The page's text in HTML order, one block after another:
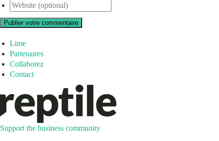
Publier votre commentaire
Lime
Partenaires
Collaborez
Contact
Support the business community